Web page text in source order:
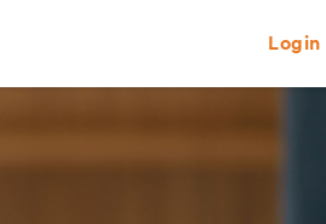
Login